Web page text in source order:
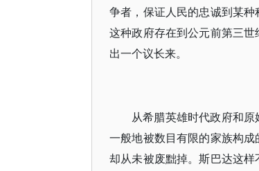
争者，保证人民的忠诚到某
这种政府存在到公元前第三
出一个议长来。
从希腊英雄时代政府和
一般地被数目有限的家族构
却从未被废黜掉。斯巴达这